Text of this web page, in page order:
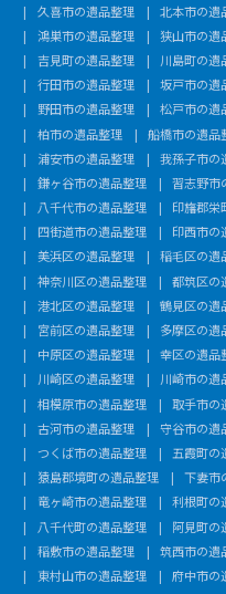
久喜市の遺品整理
北本市の遺
鴻巣市の遺品整理
狭山市の遺
吉見町の遺品整理
川島町の遺
行田市の遺品整理
坂戸市の遺
野田市の遺品整理
松戸市の遺
柏市の遺品整理
船橋市の遺品
浦安市の遺品整理
我孫子市の
鎌ヶ谷市の遺品整理
習志野市
八千代市の遺品整理
印旛郡栄
四街道市の遺品整理
印西市の
美浜区の遺品整理
稲毛区の遺
神奈川区の遺品整理
都筑区の
港北区の遺品整理
鶴見区の遺
宮前区の遺品整理
多摩区の遺
中原区の遺品整理
幸区の遺品
川崎区の遺品整理
川崎市の遺
相模原市の遺品整理
取手市の
古河市の遺品整理
守谷市の遺
つくば市の遺品整理
五霞町の
猿島郡境町の遺品整理
下妻市
竜ヶ崎市の遺品整理
利根町の
八千代町の遺品整理
阿見町の
稲敷市の遺品整理
筑西市の遺
東村山市の遺品整理
府中市の